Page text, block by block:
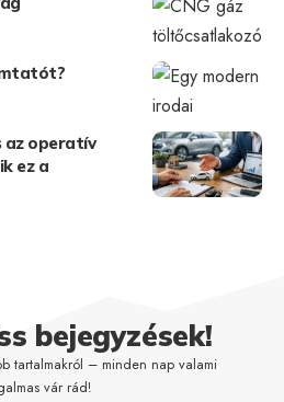
az operatív
ez a
bejegyzések!
tartalmakról – minden nap valami
vár rád!